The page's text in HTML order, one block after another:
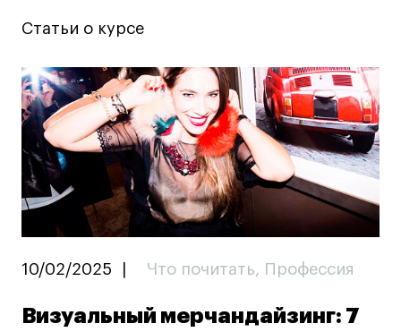
Статьи о курсе
10/02/2025 Что почитать, Профессия
Визуальный мерчандайзинг: 7